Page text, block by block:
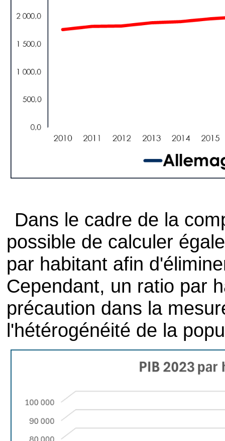
Dans le cadre de la
possible de calculer
par habitant afin
Cependant, un ratio par
précaution dans la
l'hétérogénéité de la